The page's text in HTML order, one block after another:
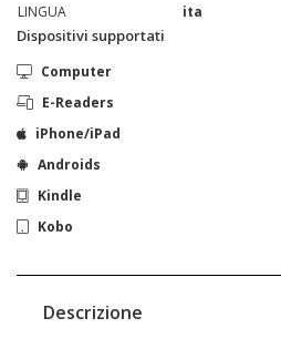
LINGUA
ita
Dispositivi supportati
Computer
E-Readers
iPhone/iPad
Androids
Kindle
Kobo
Descrizione